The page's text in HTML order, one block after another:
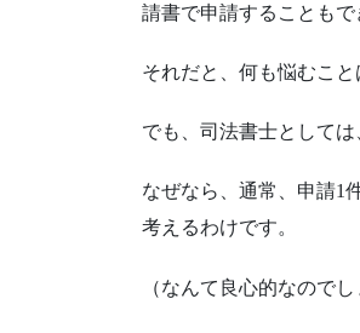
請書で申請することもで
それだと、何も悩むこと
でも、司法書士として
なぜなら、通常、申請1
考えるわけです。
（なんて良心的なのでし